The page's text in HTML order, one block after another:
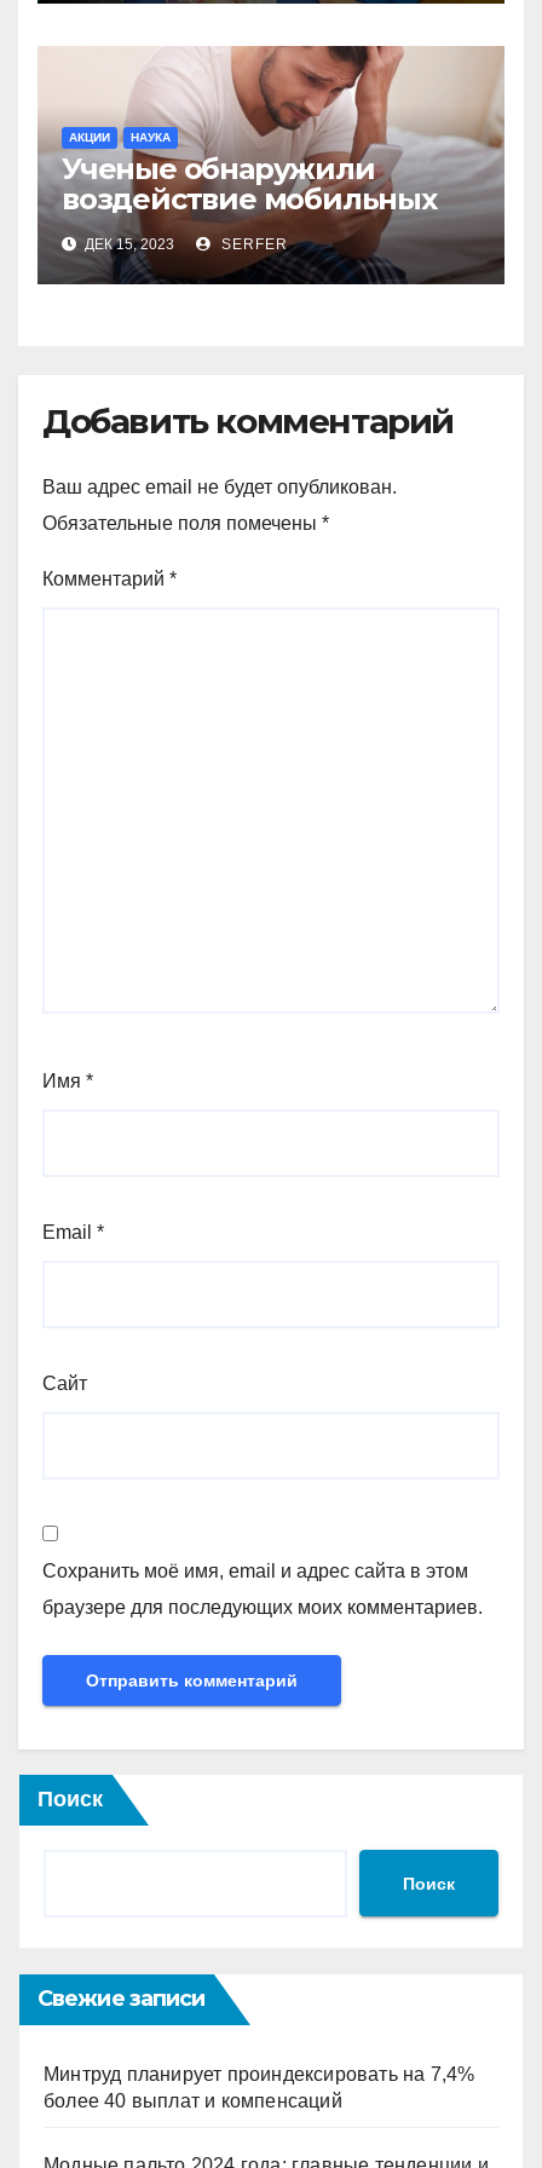
АКЦИИ НАУКА
Ученые обнаружили
воздействие мобильных
телефонов на качество
спермы
ДЕК 15, 2023 SERFER
Добавить комментарий
Ваш адрес email не будет опубликован.
Обязательные поля помечены *
Комментарий *
Имя *
Email *
Сайт
Сохранить моё имя, email и адрес сайта в этом
браузере для последующих моих комментариев.
Поиск
Поиск
Свежие записи
Минтруд планирует проиндексировать на 7,4%
более 40 выплат и компенсаций